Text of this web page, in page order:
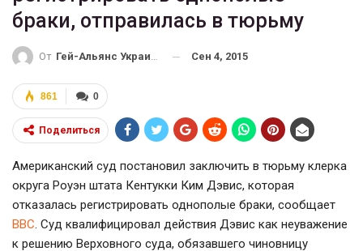
браки, отправилась в тюрьму
От Гей-Альянс Украина Сен 4, 2015
0
861
Поделиться
Американский суд постановил заключить в тюрьму клерка
округа Роуэн штата Кентукки Ким Дэвис, которая
отказалась регистрировать однополые браки, сообщает
ВВС. Суд квалифицировал действия Дэвис как неуважение
к решению Верховного суда, обязавшего чиновницу